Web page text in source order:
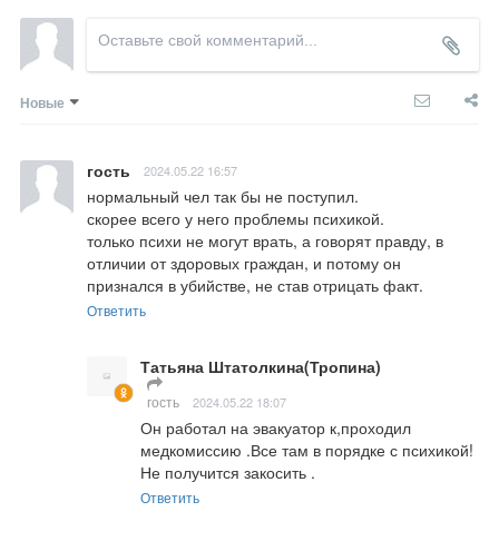
Новые
гость 2024.05.22 16:57
нормальный чел так бы не поступил.
скорее всего у него проблемы психикой.
только психи не могут врать, а говорят правду, в
отличии от здоровых граждан, и потому он
признался в убийстве, не став отрицать факт.
Ответить
Татьяна Штатолкина(Тропина)
гость 2024.05.22 18:07
Он работал на эвакуатор к,проходил
медкомиссию .Все там в порядке с психикой!
Не получится закосить .
Ответить